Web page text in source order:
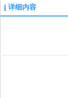
详细内容